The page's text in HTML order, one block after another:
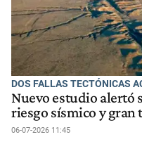
DOS FALLAS TECTÓNICAS
Nuevo estudio alertó
riesgo sísmico y gran
06-07-2026 11:45